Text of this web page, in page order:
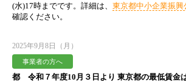
(水)17時までです。詳細は、 東京都中小企業振興
確認ください。
2025年9月8日（月）
事業者の方へ
都 令和７年度10月３日より 東京都の最低賃金